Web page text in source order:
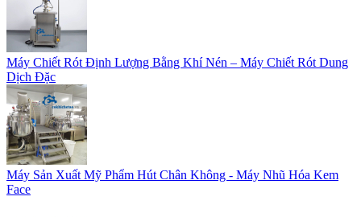
Máy Chiết Rót Định Lượng Bằng Khí Nén – Máy Chiết Rót Dung
Dịch Đặc
Máy Sản Xuất Mỹ Phẩm Hút Chân Không - Máy Nhũ Hóa Kem
Face